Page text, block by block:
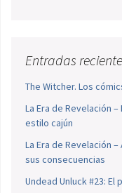
Entradas
The Witcher. Los
La Era de Revelación
estilo cajún
La Era de Revelación
sus consecuencias
Undead Unluck #23: